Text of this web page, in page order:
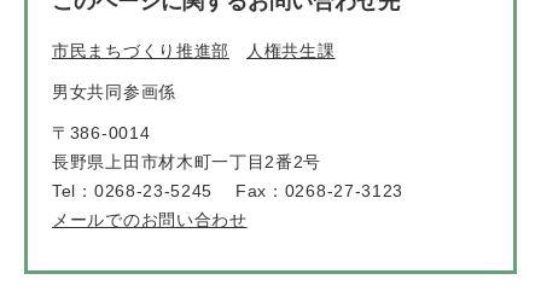
市民まちづくり推進部 人権共生課
男女共同参画係
〒386-0014
長野県上田市材木町一丁目2番2号
Tel：0268-23-5245
Fax：0268-27-3123
メールでのお問い合わせ